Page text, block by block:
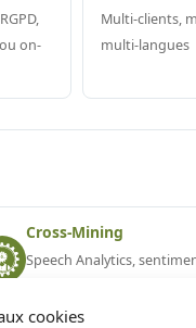
cookies
on-
Multi-clients,
multi-langues
Cross-Mining
Speech Analytics,